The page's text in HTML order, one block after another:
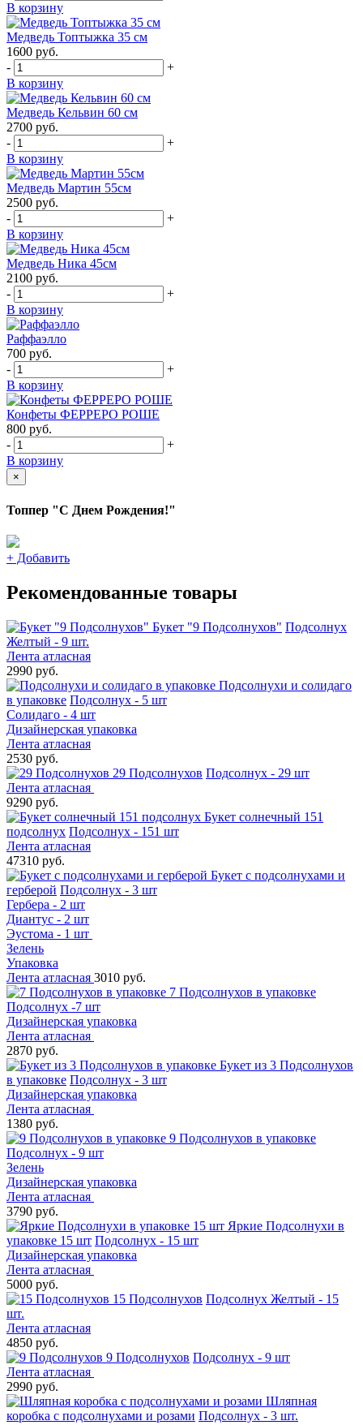
В корзину
Медведь Топтыжка 35 см
1600 руб.
-
+
В корзину
Медведь Кельвин 60 см
2700 руб.
-
+
В корзину
Медведь Мартин 55см
2500 руб.
-
+
В корзину
Медведь Ника 45см
2100 руб.
-
+
В корзину
Раффаэлло
700 руб.
-
+
В корзину
Конфеты ФЕРРЕРО РОШЕ
800 руб.
-
+
В корзину
×
Топпер "С Днем Рождения!"
+ Добавить
Рекомендованные товары
Букет "9 Подсолнухов" Подсолнух
Желтый - 9 шт.
Лента атласная
2990 руб.
Подсолнухи и солидаго
в упаковке Подсолнух - 5 шт
Солидаго - 4 шт
Дизайнерская упаковка
Лента атласная
2530 руб.
29 Подсолнухов Подсолнух - 29 шт
Лента атласная
9290 руб.
Букет солнечный 151
подсолнух Подсолнух - 151 шт
Лента атласная
47310 руб.
Букет с подсолнухами и
герберой Подсолнух - 3 шт
Гербера - 2 шт
Диантус - 2 шт
Эустома - 1 шт
Зелень
Упаковка
Лента атласная 3010 руб.
7 Подсолнухов в упаковке
Подсолнух -7 шт
Дизайнерская упаковка
Лента атласная
2870 руб.
Букет из 3 Подсолнухов
в упаковке Подсолнух - 3 шт
Дизайнерская упаковка
Лента атласная
1380 руб.
9 Подсолнухов в упаковке
Подсолнух - 9 шт
Зелень
Дизайнерская упаковка
Лента атласная
3790 руб.
Яркие Подсолнухи в
упаковке 15 шт Подсолнух - 15 шт
Дизайнерская упаковка
Лента атласная
5000 руб.
15 Подсолнухов Подсолнух Желтый - 15
шт.
Лента атласная
4850 руб.
9 Подсолнухов Подсолнух - 9 шт
Лента атласная
2990 руб.
Шляпная
коробка с подсолнухами и розами Подсолнух - 3 шт.